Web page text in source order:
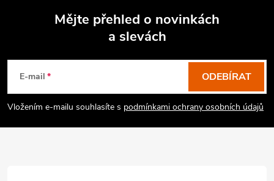
Mějte přehled o novinkách
a slevách
E-mail
Vložením e-mailu souhlasíte s podmínkami ochrany osobních údajů
ODEBÍRAT